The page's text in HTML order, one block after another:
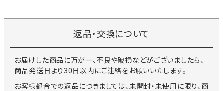
返品・交換について
お届けした商品に万が一、不良や破損などがございましたら、
商品発送日より30日以内にご連絡をお願いいたします。
お客様都合での返品につきましては、未開封・未使用に限り、商